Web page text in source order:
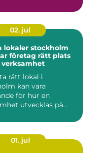
02. jul
lokaler stockholm
företag rätt plats
verksamhet
rätt lokal i
kan vara
för hur en
utvecklas på
01. jul